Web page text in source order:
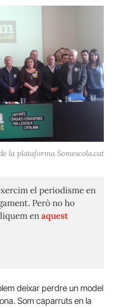
la plataforma Somescola.cat
el periodisme en
Però no ho
enaquest
deixar perdre un model
Som caparruts en la